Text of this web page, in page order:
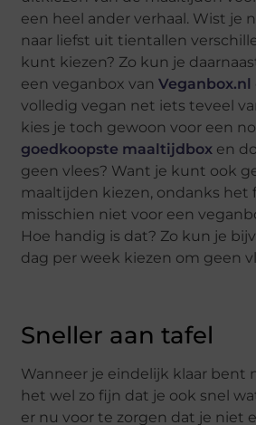
een heel ander verhaal. Wist je
naar liefst uit tientallen
kunt kiezen? Zo kun je
een veganbox vanVeganbox.nl
volledig vegan net iets teveel
kies je toch gewoon voor een
goedkoopste maaltijdbox en
geen vlees? Want je kunt ook
maaltijden kiezen, ondanks het
misschien niet voor een
Hoe handig is dat? Zo kun je
dag per week kiezen om geen
Sneller aan tafel
Wanneer je eindelijk klaar bent
het wel zo fijn dat je ook snel
er nu voor te zorgen dat je niet